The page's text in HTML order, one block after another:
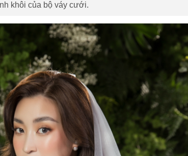
khôi của bộ váy cưới.